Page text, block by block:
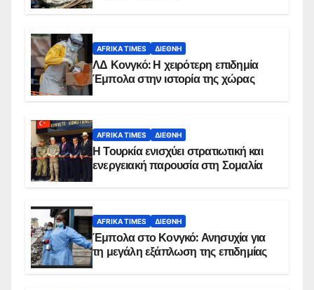
AFRIKA TIMES ΔΙΕΘΝΉ
ΛΔ Κονγκό: Η χειρότερη επιδημία
Έμπολα στην ιστορία της χώρας
AFRIKA TIMES ΔΙΕΘΝΉ
Η Τουρκία ενισχύει στρατιωτική και
ενεργειακή παρουσία στη Σομαλία
AFRIKA TIMES ΔΙΕΘΝΉ
Έμπολα στο Κονγκό: Ανησυχία για
τη μεγάλη εξάπλωση της επιδημίας